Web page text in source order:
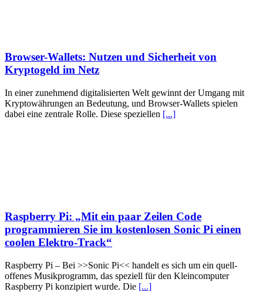
Browser-Wallets: Nutzen und Sicherheit von
Kryptogeld im Netz
In einer zunehmend digitalisierten Welt gewinnt der Umgang mit
Kryptowährungen an Bedeutung, und Browser-Wallets spielen
dabei eine zentrale Rolle. Diese speziellen [...]
Raspberry Pi: „Mit ein paar Zeilen Code
programmieren Sie im kostenlosen Sonic Pi einen
coolen Elektro-Track“
Raspberry Pi – Bei >>Sonic Pi<< handelt es sich um ein quell-
offenes Musikprogramm, das speziell für den Kleincomputer
Raspberry Pi konzipiert wurde. Die [...]